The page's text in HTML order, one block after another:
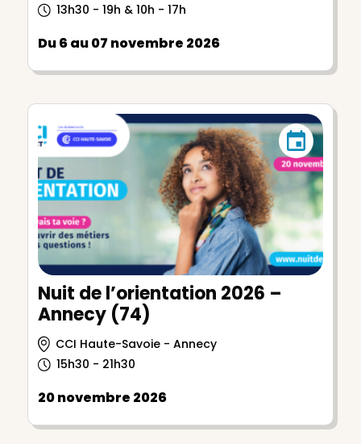
13h30 - 19h & 10h - 17h
Du 6 au 07 novembre 2026
Nuit de l’orientation 2026 –
Annecy (74)
CCI Haute-Savoie - Annecy
15h30 - 21h30
20 novembre 2026